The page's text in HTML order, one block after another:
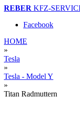
REBER KFZ-
Facebook
HOME
»
Tesla
»
Tesla - Model Y
»
Titan Radmuttern